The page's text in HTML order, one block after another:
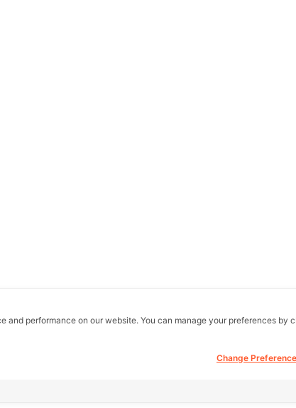
and performance on our website. You can manage your preferences by
Change